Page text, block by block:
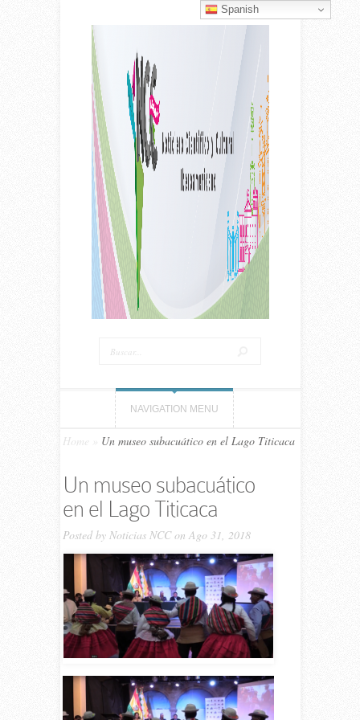
NAVIGATION MENU
Home Un museo subacuático en el Lago Titicaca
Un museo subacuático
en el Lago Titicaca
Posted by Noticias NCCon Ago 31, 2018
Spanish